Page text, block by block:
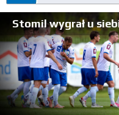
Stomil wygrał u